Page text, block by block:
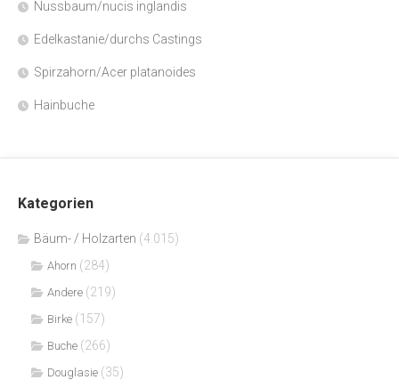
Nussbaum/nucis inglandis
Edelkastanie/durchs Castings
Spirzahorn/Acer platanoides
Hainbuche
Kategorien
Bäum- / Holzarten (4.015)
Ahorn (284)
Andere (219)
Birke (157)
Buche (266)
Douglasie (35)